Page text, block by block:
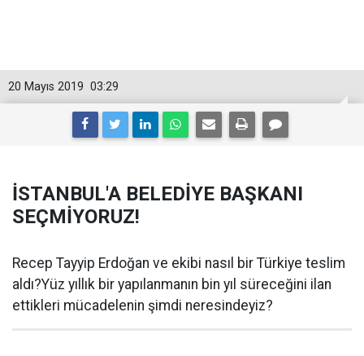
03:29
20 Mayıs 2019
İSTANBUL'A BELEDİYE BAŞKANI
SEÇMİYORUZ!
Recep Tayyip Erdoğan ve ekibi nasıl bir Türkiye teslim
aldı?Yüz yıllık bir yapılanmanın bin yıl süreceğini ilan
ettikleri mücadelenin şimdi neresindeyiz?